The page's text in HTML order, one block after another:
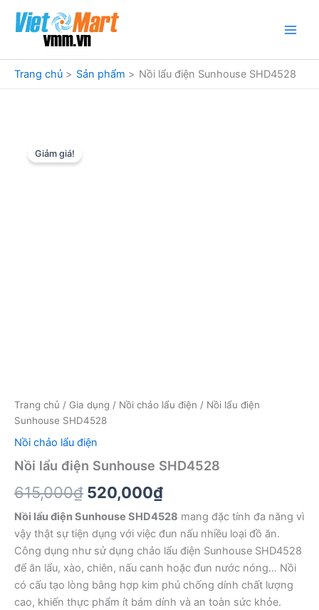
dung
Trang chủ
Sản phẩm Nồi lẩu điện Sunhouse SHD4528
Giảm giá!
Trang chủ / Gia dụng / Nồi chảo lẩu điện / Nồi lẩu điện
Sunhouse SHD4528
Nồi chảo lẩu điện
Nồi lẩu điện Sunhouse SHD4528
615,000₫ Giá
gốc
là:
615,000₫.
520,000₫Giá
hiện
tại
là:
520,000₫.
Nồi lẩu điện Sunhouse SHD4528 mang đặc tính đa năng vì
vậy thật sự tiện dụng với việc đun nấu nhiều loại đồ ăn.
Công dụng như sử dụng chảo lẩu điện Sunhouse SHD4528
để ăn lẩu, xào, chiên, nấu canh hoặc đun nước nóng… Nồi
có cấu tạo lòng bằng hợp kim phủ chống dính chất lượng
cao, khiến thực phẩm ít bám dính và an toàn sức khỏe.